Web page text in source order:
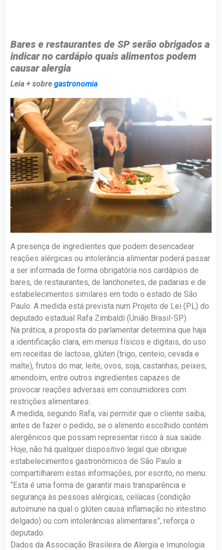
Bares e restaurantes de SP serão obrigados a
indicar no cardápio quais alimentos podem
causar alergia
Leia + sobre gastronomia
A presença de ingredientes que podem desencadear
reações alérgicas ou intolerância alimentar poderá passar
a ser informada de forma obrigatória nos cardápios de
bares, de restaurantes, de lanchonetes, de padarias e de
estabelecimentos similares em todo o estado de São
Paulo. A medida está prevista num Projeto de Lei (PL) do
deputado estadual Rafa Zimbaldi (União Brasil-SP).
Na prática, a proposta do parlamentar determina que haja
a identificação clara, em menus físicos e digitais, do uso
em receitas de lactose, glúten (trigo, centeio, cevada e
malte), frutos do mar, leite, ovos, soja, castanhas, peixes,
amendoim, entre outros ingredientes capazes de
provocar reações adversas em consumidores com
restrições alimentares.
A medida, segundo Rafa, vai permitir que o cliente saiba,
antes de fazer o pedido, se o alimento escolhido contém
alergênicos que possam representar risco à sua saúde.
Hoje, não há qualquer dispositivo legal que obrigue
estabelecimentos gastronômicos de São Paulo a
compartilharem estas informações, por escrito, no menu:
“Esta é uma forma de garantir mais transparência e
segurança às pessoas alérgicas, celíacas (condição
autoimune na qual o glúten causa inflamação no intestino
delgado) ou com intolerâncias alimentares”, reforça o
deputado.
Dados da Associação Brasileira de Alergia e Imunologia